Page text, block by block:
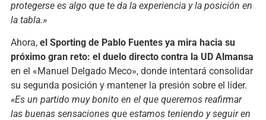
protegerse es algo que te da la experiencia y la posición en
la tabla.»
Ahora, el Sporting de Pablo Fuentes ya mira hacia su
próximo gran reto: el duelo directo contra la UD Almansa
en el «Manuel Delgado Meco», donde intentará consolidar
su segunda posición y mantener la presión sobre el líder.
«Es un partido muy bonito en el que queremos reafirmar
las buenas sensaciones que estamos teniendo y seguir en